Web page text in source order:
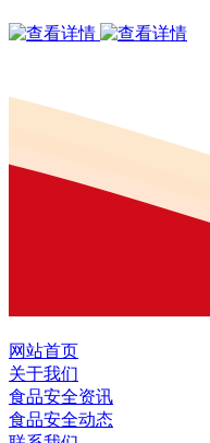
网站首页
关于我们
食品安全资讯
食品安全动态